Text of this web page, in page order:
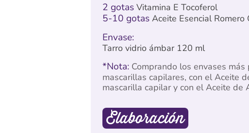
2 gotas Vitamina E Tocoferol
5-10 gotas Aceite Esencial Romero
Envase:
Tarro vidrio ámbar 120 ml
*Nota: Comprando los envases
mascarillas capilares, con el Aceite
mascarilla capilar y con el Aceite de
Elaboración